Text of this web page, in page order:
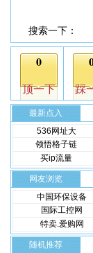
搜索一下：
最新点入
536网址大
领悟格子链
买ip流量
网友浏览
中国环保设备
国际工控网
特卖.爱购网
随机推荐